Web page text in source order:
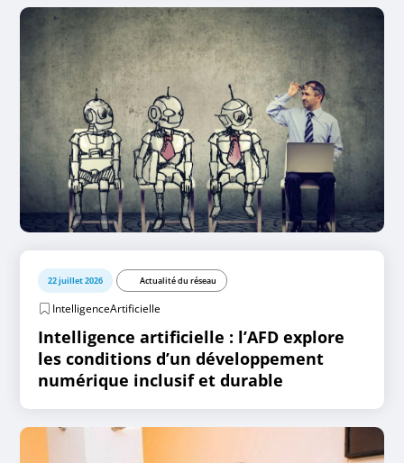
22 juillet 2026 Actualité du réseau
IntelligenceArtificielle
Intelligence artificielle : l’AFD explore
les conditions d’un développement
numérique inclusif et durable